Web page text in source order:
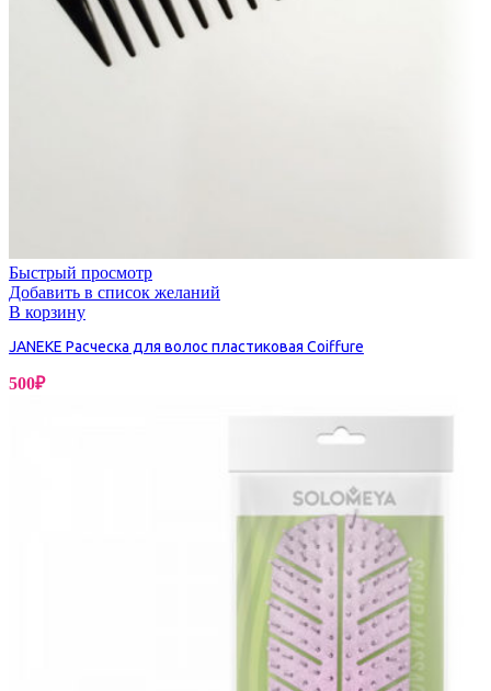
Быстрый просмотр
Добавить в список желаний
В корзину
JANEKE Расческа для волос пластиковая Coiffure
500₽